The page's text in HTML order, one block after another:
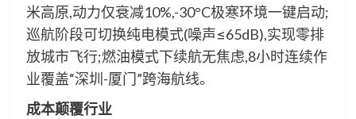
米高原,动力仅衰减10%,-30°C极寒环境一键启动;
巡航阶段可切换纯电模式(噪声≤65dB),实现零排
放城市飞行;燃油模式下续航无焦虑,8小时连续作
业覆盖“深圳-厦门”跨海航线。
成本颠覆行业